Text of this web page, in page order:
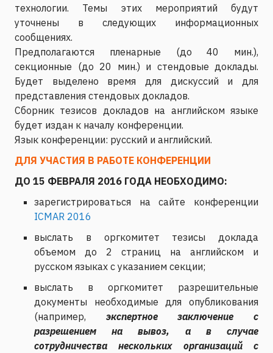
технологии. Темы этих мероприятий будут
уточнены в следующих информационных
сообщениях.
Предполагаются пленарные (до 40 мин.),
секционные (до 20 мин.) и стендовые доклады.
Будет выделено время для дискуссий и для
представления стендовых докладов.
Сборник тезисов докладов на английском языке
будет издан к началу конференции.
Язык конференции: русский и английский.
ДЛЯ УЧАСТИЯ В РАБОТЕ КОНФЕРЕНЦИИ
ДО 15 ФЕВРАЛЯ 2016 ГОДА НЕОБХОДИМО:
зарегистрироваться на сайте конференции
ICMAR 2016
выслать в оргкомитет тезисы доклада
объемом до 2 страниц на английском и
русском языках с указанием секции;
выслать в оргкомитет разрешительные
документы необходимые для опубликования
(например, экспертное заключение с
разрешением на вывоз, а в случае
сотрудничества нескольких организаций с